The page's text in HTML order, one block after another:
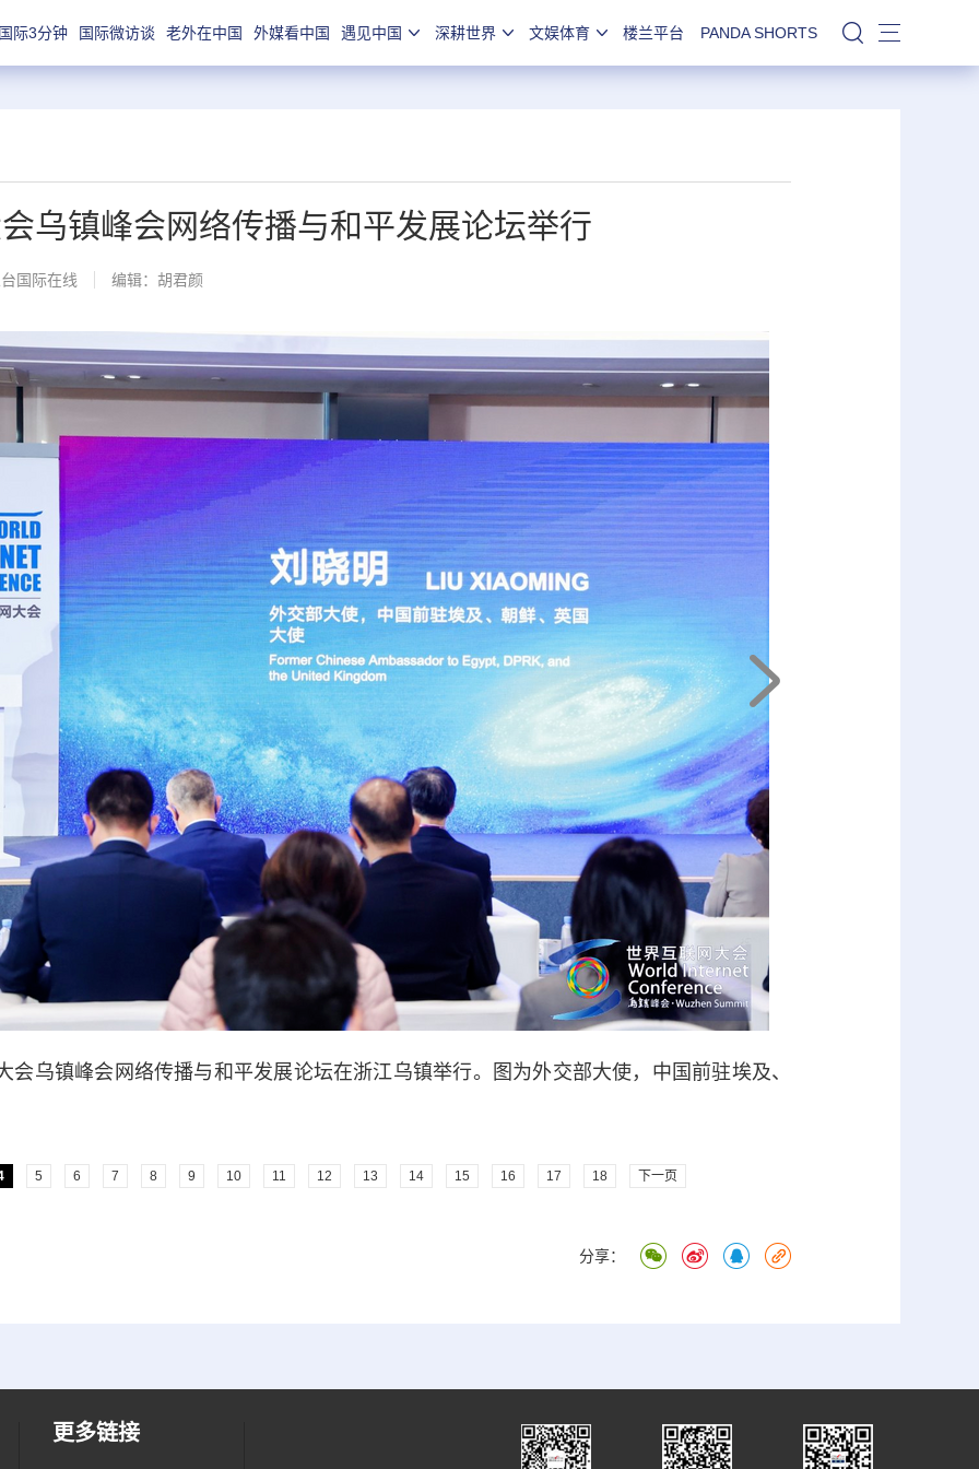
际3分钟 国际微访谈 老外在中国 外媒看中国 遇见中国 深耕世界 文娱体育 楼兰平台 PANDA SHORTS 站内搜索
乌镇峰会网络传播与和平发展论坛举行
国际在线 编辑：胡君颜
镇峰会网络传播与和平发展论坛在浙江乌镇举行。图为外交部大使，中国前驻埃及、
5 6 7 8 9 10 11 12 13 14 15 16 17 18 下一页
分享：
更多链接